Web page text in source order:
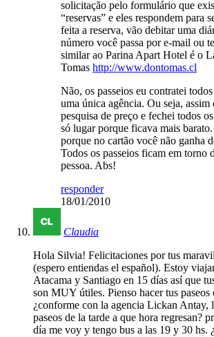
solicitação pelo formulário que
“reservas” e eles respondem para
feita a reserva, vão debitar uma
número você passa por e-mail ou
similar ao Parina Apart Hotel é o
Tomas http://www.dontomas.cl
Não, os passeios eu contratei
uma única agência. Ou seja,
pesquisa de preço e fechei todos
só lugar porque ficava mais
porque no cartão você não ganha
Todos os passeios ficam em torno
pessoa. Abs!
responder
18/01/2010
Claudia
Hola Silvia! Felicitaciones por tus
(espero entiendas el español). Estoy
Atacama y Santiago en 15 días así que
son MUY útiles. Pienso hacer tus paseos
¿conforme con la agencia Lickan Antay,
paseos de la tarde a que hora regresan?
día me voy y tengo bus a las 19 y 30 hs.